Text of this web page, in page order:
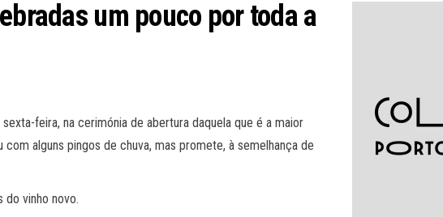
um pouco por toda a
feira, na cerimónia de abertura daquela que é a maior
alguns pingos de chuva, mas promete, à semelhança de
do vinho novo.